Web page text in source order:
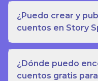
¿Puedo crear y
cuentos en Story
¿Dónde puedo
cuentos gratis